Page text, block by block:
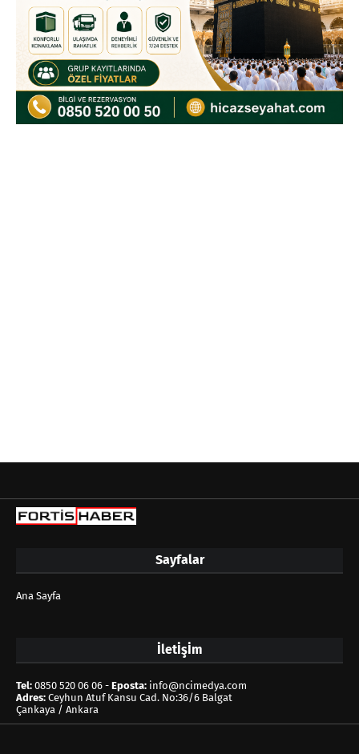
Sayfalar
Ana Sayfa
İletİşİm
Tel: 0850 520 06 06 - Eposta: info@ncimedya.com
Adres: Ceyhun Atuf Kansu Cad. No:36/6 Balgat
Çankaya / Ankara